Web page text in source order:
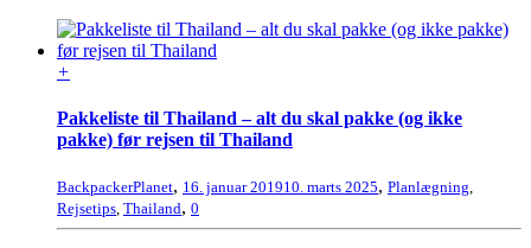
+
Pakkeliste til Thailand – alt du skal pakke (og ikke
pakke) før rejsen til Thailand
BackpackerPlanet, 16. januar 201910. marts 2025, Planlægning,
Rejsetips, Thailand, 0